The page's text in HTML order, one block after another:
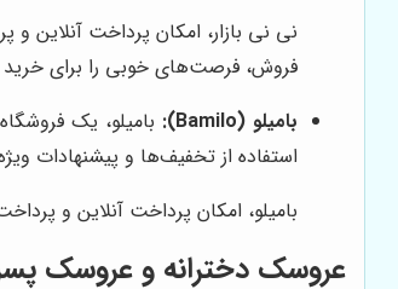
نی نی بازار، امکان پرداخت آنلاین
فروش، فرصت‌های خوبی را برای خرید
بامیلو (Bamilo):
بامیلو، یک
استفاده از تخفیف‌ها و پیشنهادات
بامیلو، امکان پرداخت آنلاین و
عروسک دخترانه و عروسک